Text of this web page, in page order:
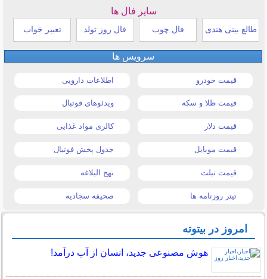
سایر فال ها
طالع بینی هندی فال چوب فال روز تولد تعبیر خواب
سرویس ها
قیمت خودرو اطلاعات دارویی
قیمت طلا و سکه ویدئوهای فوتبال
قیمت دلار کالری مواد غذایی
قیمت موبایل جدول پخش فوتبال
قیمت تبلت نهج البلاغه
تیتر روزنامه ها صحیفه سجادیه
امروز در بیتوته
هوش مصنوعی جدید، انسان از آب درآمد!